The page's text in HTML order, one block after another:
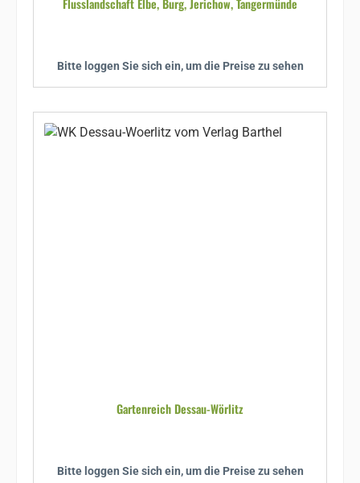
Flusslandschaft Elbe, Burg, Jerichow, Tangermünde
Bitte loggen Sie sich ein, um die Preise zu sehen
Gartenreich Dessau-Wörlitz
Bitte loggen Sie sich ein, um die Preise zu sehen